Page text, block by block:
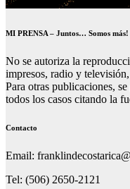
MI PRENSA – Juntos… Somos más!
No se autoriza la
impresos, radio y
Para otras publicaciones,
todos los casos citando la
Contacto
Email:
Tel: (506) 2650-2121